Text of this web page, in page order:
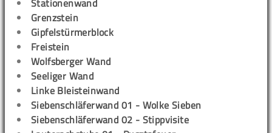
Stationenwand
Grenzstein
Gipfelstürmerblock
Freistein
Wolfsberger Wand
Seeliger Wand
Linke Bleisteinwand
Siebenschläferwand 01 - Wolke Sieben
Siebenschläferwand 02 - Stippvisite